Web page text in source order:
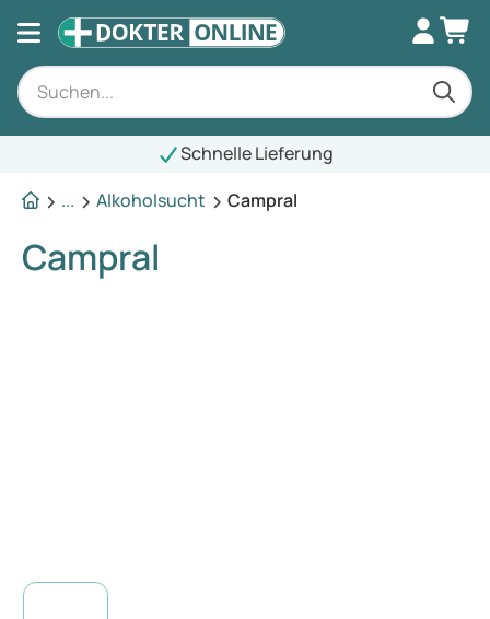
Schnelle Lieferung
...
Alkoholsucht Campral
Campral